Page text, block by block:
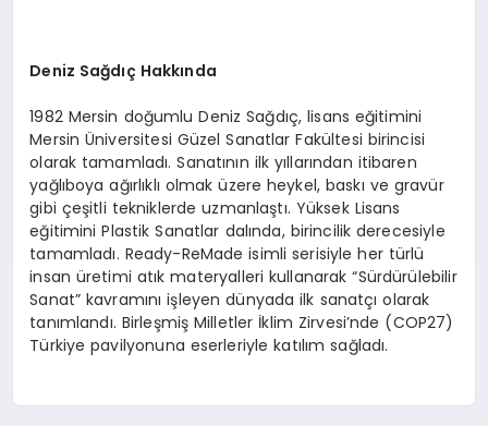
Deniz Sağdıç Hakkında
1982 Mersin doğumlu Deniz Sağdıç, lisans eğitimini
Mersin Üniversitesi Güzel Sanatlar Fakültesi birincisi
olarak tamamladı. Sanatının ilk yıllarından itibaren
yağlıboya ağırlıklı olmak üzere heykel, baskı ve gravür
gibi çeşitli tekniklerde uzmanlaştı. Yüksek Lisans
eğitimini Plastik Sanatlar dalında, birincilik derecesiyle
tamamladı. Ready-ReMade isimli serisiyle her türlü
insan üretimi atık materyalleri kullanarak “Sürdürülebilir
Sanat” kavramını işleyen dünyada ilk sanatçı olarak
tanımlandı. Birleşmiş Milletler İklim Zirvesi’nde (COP27)
Türkiye pavilyonuna eserleriyle katılım sağladı.